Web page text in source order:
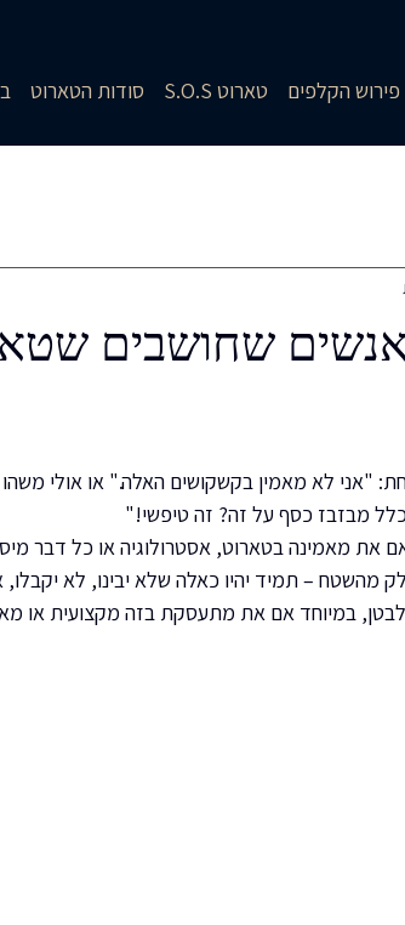
פירוש הקלפים טארוט S.O.S סודות הטארוט
שחושבים
"אני לא מאמין בקשקושים האלה." או אולי
מבזבז כסף על זה? זה טיפשי!"
אם את מאמינה בטארוט, אסטרולוגיה או כל דבר
– תמיד יהיו כאלה שלא יבינו, לא יקבלו,
במיוחד אם את מתעסקת בזה מקצועית או